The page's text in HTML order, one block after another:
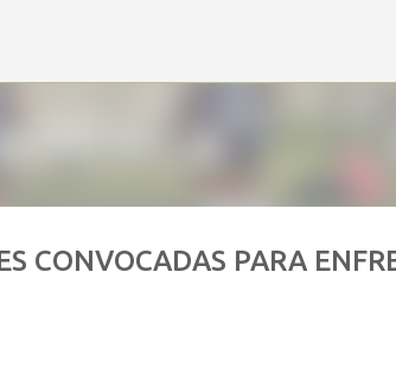
CONVOCADAS PARA